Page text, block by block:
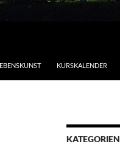
KURSKALENDER
KATEGORIEN